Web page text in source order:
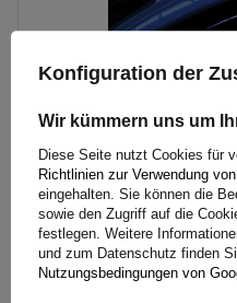
Dachträger G3 Pacific
134,40 €inkl. MwSt
Geringe Menge vorhanden
Konfiguration der
Wir kümmern uns um
Diese Seite nutzt Cookies für
Richtlinien zur Verwendung
eingehalten. Sie können die
sowie den Zugriff auf die
festlegen. Weitere
und zum Datenschutz finden
Nutzungsbedingungen von